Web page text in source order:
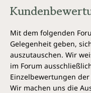
Mit dem folgenden
Gelegenheit geben,
auszutauschen. Wir
im Forum
Einzelbewertungen
Wir machen uns die